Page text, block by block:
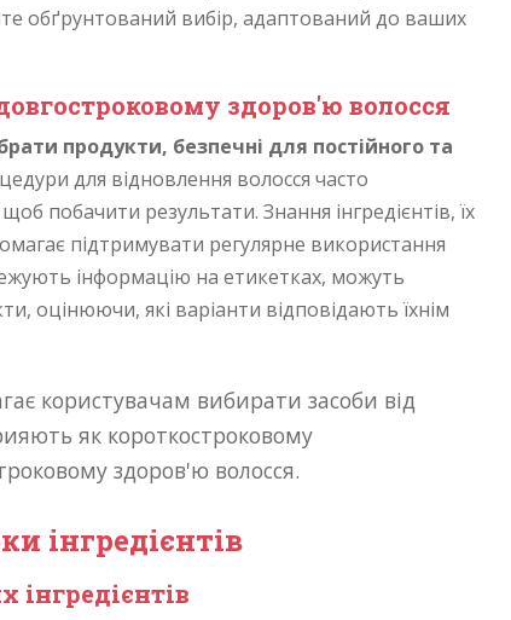
обґрунтований вибір, адаптований до ваших
здоров'ю волосся
продукти, безпечні для постійного та
для відновлення волосся часто
побачити результати. Знання інгредієнтів, їх
підтримувати регулярне використання
інформацію на етикетках, можуть
оцінюючи, які варіанти відповідають їхнім
користувачам вибирати засоби від
як короткостроковому
здоров'ю волосся.
інгредієнтів
інгредієнтів